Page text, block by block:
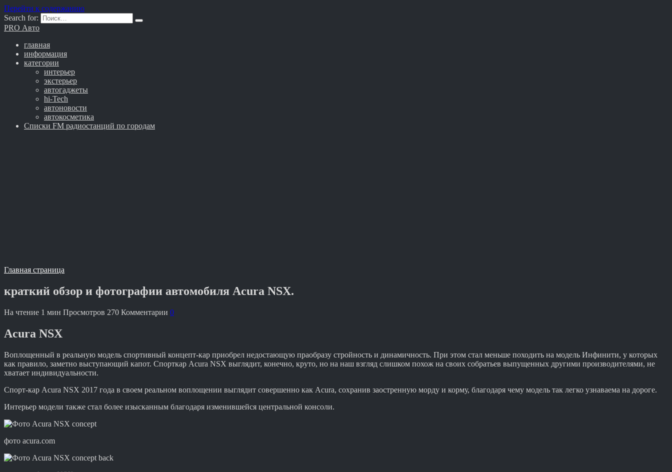
Перейти к содержанию
Search for:
PRO Авто
главная
информация
категории
интерьер
экстерьер
автогаджеты
hi-Tech
автоновости
автокосметика
Списки FM радиостанций по городам
Главная страница
краткий обзор и фотографии автомобиля Acura NSX.
На чтение 1 мин Просмотров 270 Комментарии 0
Acura NSX
Воплощенный в реальную модель спортивный концепт-кар приобрел недостающую праобразу стройность и динамичность. При этом стал меньше походить на модель Инфинити, у которых
как правило, заметно выступающий капот. Спорткар Acura NSX выглядит, конечно, круто, но на наш взгляд слишком похож на своих собратьев выпущенных другими производителями, не
хватает индивидуальности.
Спорт-кар Acura NSX 2017 года в своем реальном воплощении выглядит совершенно как Acura, сохранив заостренную морду и корму, благодаря чему модель так легко узнаваема на дороге.
Интерьер модели также стал более изысканным благодаря изменившейся центральной консоли.
фото acura.com